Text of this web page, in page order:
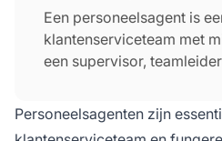
Een personeelsagent is
klantenserviceteam met
een supervisor,
heeft een
hem/haar in staat stelt
Personeelsagenten zijn